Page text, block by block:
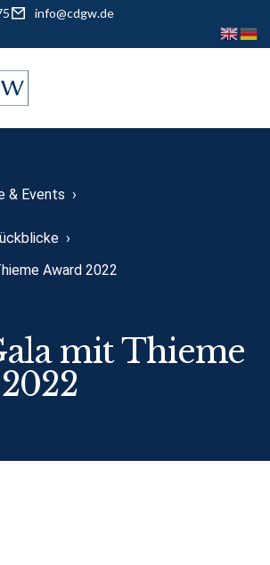
info@cdgw.de
& Events ›
›
Award 2022
mit Thieme